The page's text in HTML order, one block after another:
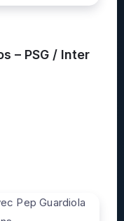
– PSG / Inter